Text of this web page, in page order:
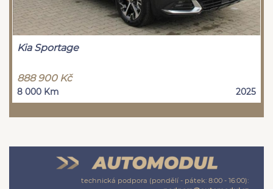
Kia Sportage
888 900 Kč
8 000 Km 2025
technická podpora (pondělí - pátek: 8:00 - 16:00):